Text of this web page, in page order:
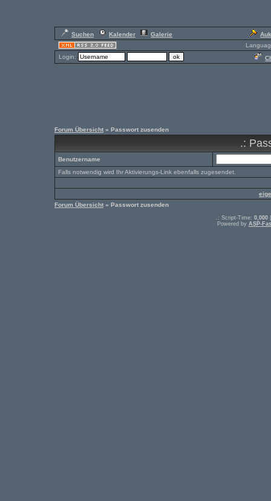
Suchen Kalender Galerie
Login:
Forum Übersicht » Passwort zusenden
.:
Benutzername
Falls notwendig wird Ihr Aktivierungs-Link ebenfalls zugesendet.
Forum Übersicht » Passwort zusenden
.: Script-Time: 0,000
Powered by ASP-